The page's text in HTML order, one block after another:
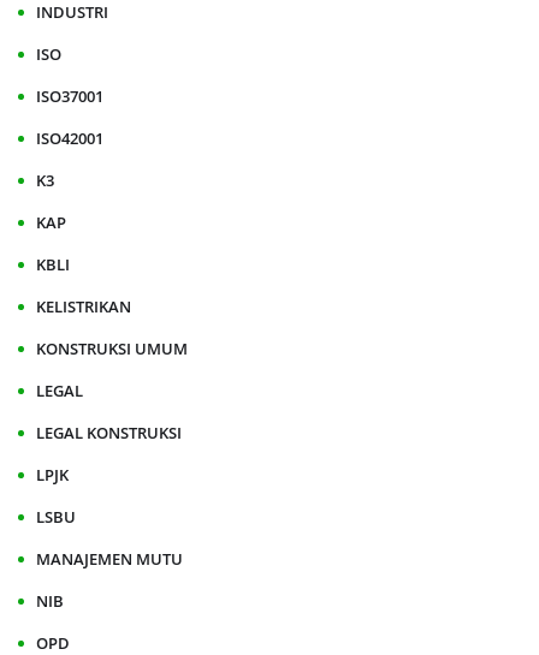
INDUSTRI
ISO
ISO37001
ISO42001
K3
KAP
KBLI
KELISTRIKAN
KONSTRUKSI UMUM
LEGAL
LEGAL KONSTRUKSI
LPJK
LSBU
MANAJEMEN MUTU
NIB
OPD